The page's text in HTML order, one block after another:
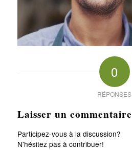
0
RÉPONSES
Laisser un commentaire
Participez-vous à la discussion?
N'hésitez pas à contribuer!